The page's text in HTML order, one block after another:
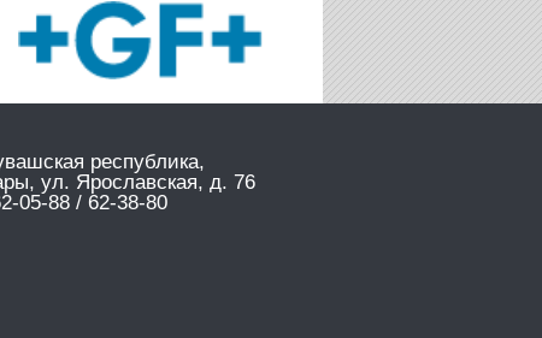
республика,
ул. Ярославская, д. 76
05-88 / 62-38-80